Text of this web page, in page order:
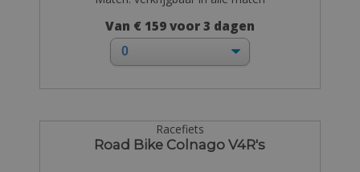
Van € 159 voor 3 dagen
Racefiets
Road Bike Colnago V4R's